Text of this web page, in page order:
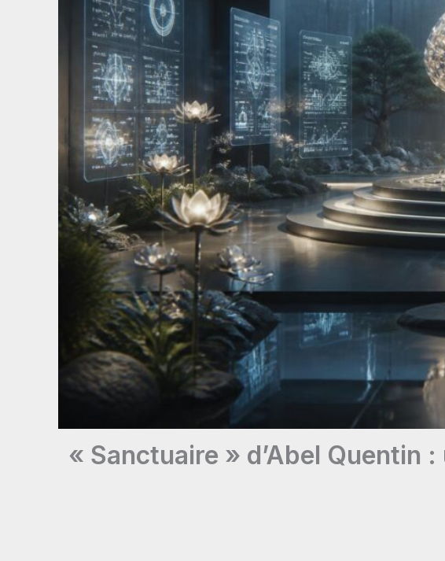
« Sanctuaire » d’Abel Quentin